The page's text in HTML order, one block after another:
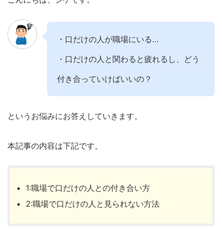
・口だけの人が職場にいる…
・口だけの人と関わると疲れるし、どう
付き合っていけばいいの？
というお悩みにお答えしていきます。
本記事の内容は下記です。
1:職場で口だけの人との付き合い方
2:職場で口だけの人と見られない方法